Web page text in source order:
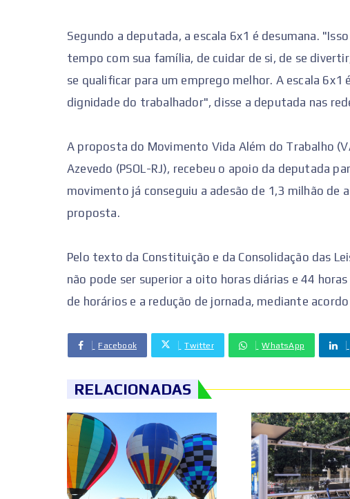
Segundo a deputada, a escala 6x1 é desumana.
tempo com sua família, de cuidar de si, de se
se qualificar para um emprego melhor. A escala 6x1
dignidade do trabalhador", disse a deputada nas
A proposta do Movimento Vida Além do Trabalho
Azevedo (PSOL-RJ), recebeu o apoio da deputada
movimento já conseguiu a adesão de 1,3 milhão de
proposta.
Pelo texto da Constituição e da Consolidação das
não pode ser superior a oito horas diárias e 44
de horários e a redução de jornada, mediante
Facebook Twitter WhatsApp
RELACIONADAS